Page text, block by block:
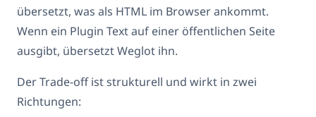
übersetzt, was als HTML im Browser ankommt.
Wenn ein Plugin Text auf einer öffentlichen Seite
ausgibt, übersetzt Weglot ihn.
Der Trade-off ist strukturell und wirkt in zwei
Richtungen: